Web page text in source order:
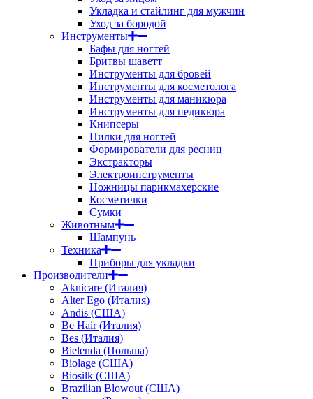
Укладка и стайлинг для мужчин
Уход за бородой
Инструменты
Бафы для ногтей
Бритвы шаветт
Инструменты для бровей
Инструменты для косметолога
Инструменты для маникюра
Инструменты для педикюра
Книпсеры
Пилки для ногтей
Формирователи для ресниц
Экстракторы
Электроинструменты
Ножницы парикмахерские
Косметички
Сумки
Животным
Шампунь
Техника
Приборы для укладки
Производители
Aknicare (Италия)
Alter Ego (Италия)
Andis (США)
Be Hair (Италия)
Bes (Италия)
Bielenda (Польша)
Biolage (США)
Biosilk (США)
Brazilian Blowout (США)